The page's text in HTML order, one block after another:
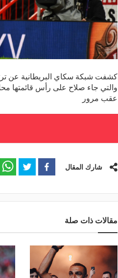
كشفت شبكة سكاي البريطانية عن
والتي جاء صلاح على رأس قائمتها
عقب مرور
شارك المقال
مقالات ذات صلة